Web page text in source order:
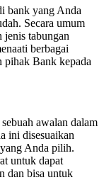
bank yang Anda
Secara umum
tabungan
berbagai
pihak Bank kepada
awalan dalam
ini disesuaikan
Anda pilih.
untuk dapat
dan bisa untuk